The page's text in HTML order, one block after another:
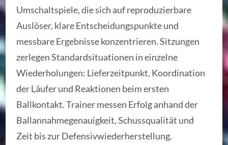
Umschaltspiele, die sich auf reproduzierbare
Auslöser, klare Entscheidungspunkte und
messbare Ergebnisse konzentrieren. Sitzungen
zerlegen Standardsituationen in einzelne
Wiederholungen: Lieferzeitpunkt, Koordination
der Läufer und Reaktionen beim ersten
Ballkontakt. Trainer messen Erfolg anhand der
Ballannahmegenauigkeit, Schussqualität und
Zeit bis zur Defensivwiederherstellung.